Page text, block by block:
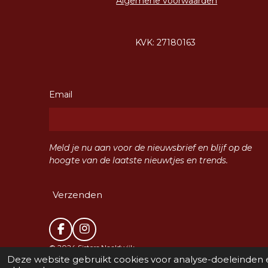
Deze website gebruikt cookies voor analyse-
KVK: 27180163
Email
Meld je nu aan voor de nieuwsbrief en blijf op de
hoogte van de laatste nieuwtjes en trends.
Verzenden
F
a
c
I
n
s
© 2024 Sisters Naaldwijk